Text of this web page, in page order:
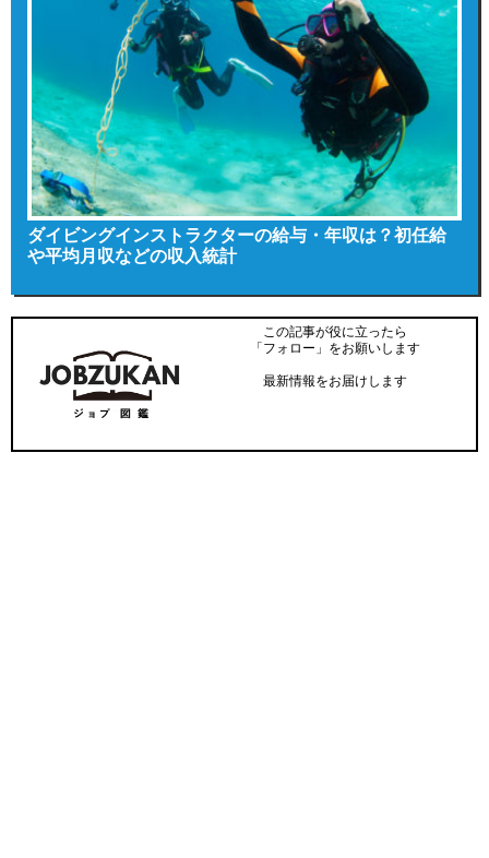
ダイビングインストラクターの給与・年収は？初任給
や平均月収などの収入統計
この記事が役に立ったら
「フォロー」をお願いします
最新情報をお届けします